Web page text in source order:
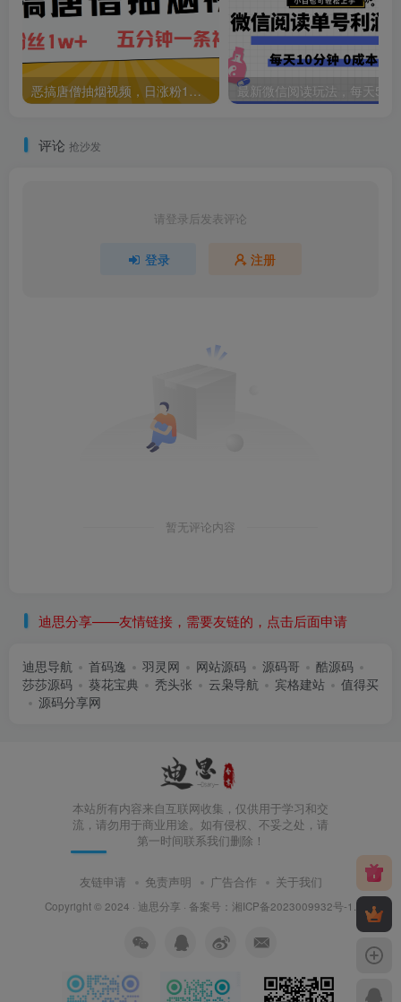
恶搞唐僧抽烟视频，日涨粉1W+，5分钟一条视频
评论 抢沙发
请登录后发表评论
登录 注册
暂无评论内容
迪思分享——友情链接，需要友链的，点击后面申请
迪思导航 首码逸 羽灵网 网站源码 源码哥
酷源码
莎莎源码
葵花宝典 秃头张 云枭导航 宾格建站
值得买
源码分享网
本站所有内容来自互联网收集，仅供用于学习和交
流，请勿用于商业用途。如有侵权、不妥之处，请
第一时间联系我们删除！
友链申请 免责声明 广告合作 关于我们
Copyright © 2024 · 迪思分享 · 备案号： 湘ICP备2023009932号-1 .